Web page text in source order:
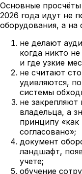
Основные
2026 года идут не
оборудования, а на
не делают
когда никто
и где узкие
не считают
удивляются,
системы
не закрепляют
владельца, а
принципу «как
согласовано»;
документ
ландшафт,
учете;
обучение